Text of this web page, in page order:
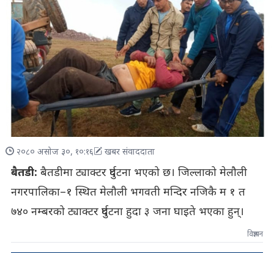
२०८० असोज ३०, १०:१६ खबर संवाददाता
बैतडी: बैतडीमा ट्याक्टर दुर्घटना भएको छ। जिल्लाको मेलौली
नगरपालिका–१ स्थित मेलौली भगवती मन्दिर नजिकै म १ त
७४० नम्बरको ट्याक्टर दुर्घटना हुदा ३ जना घाइते भएका हुन्।
विज्ञापन